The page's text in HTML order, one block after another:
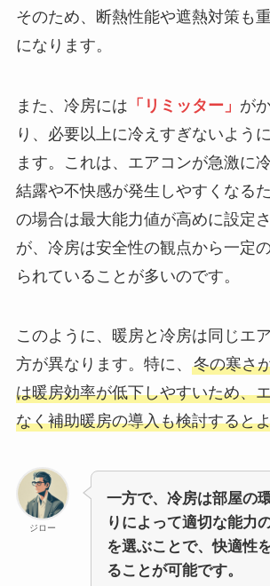
そのため、断熱性能や遮熱対策も
になります。
また、冷房には 「リミッター」 が
り、必要以上に冷えすぎないよう
ます。これは、エアコンが急激に
結露や不快感が発生しやすくなる
の場合は最大能力値が高めに設定
が、冷房は安全性の観点から一定
られていることが多いのです。
このように、暖房と冷房は同じエ
方が異なります。特に、 冬の寒さ
は暖房効率が低下しやすいため、
なく補助暖房の導入も検討すると
ジロー
一方で、冷房は部屋の
りによって適切な能力
を選ぶことで、快適性
ることが可能です。